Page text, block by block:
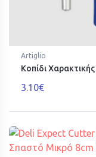
Artiglio
Κοπίδι
3.10€